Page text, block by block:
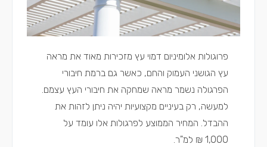
פרוגולות אלומיניום דמוי עץ מזכירות מאוד את מראה
עץ הגושני העמוק והחם, כאשר גם ברמת חיבורי
הפרגולה נשמר מראה שמחקה את חיבורי העץ עצמם.
למעשה, רק בעיניים מקצועיות יהיה ניתן לזהות את
ההבדל. המחיר הממוצע לפרגולות אלו עומד על
1,000 ₪ למ"ר.